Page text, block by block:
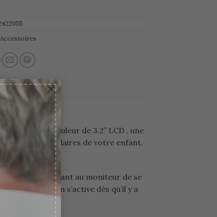
×
Accessoires
numérique couleur de 3.2” LCD , une
des images claires de votre enfant.
VOX permettant au moniteur de se
L’écran s’active dès qu’il y a